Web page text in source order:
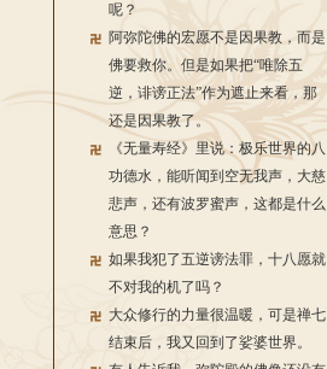
呢？
阿弥陀佛的宏愿不是因果教，而是
佛要救你。但是如果把“唯除五
逆，诽谤正法”作为遮止来看，那
还是因果教了。
《无量寿经》里说：极乐世界的八
功德水，能听闻到空无我声，大慈
悲声，还有波罗蜜声，这都是什么
意思？
如果我犯了五逆谤法罪，十八愿就
不对我的机了吗？
大众修行的力量很温暖，可是禅七
结束后，我又回到了娑婆世界。